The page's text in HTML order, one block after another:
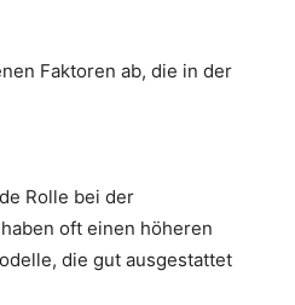
Faktoren ab, die in der
Rolle bei der
oft einen höheren
die gut ausgestattet